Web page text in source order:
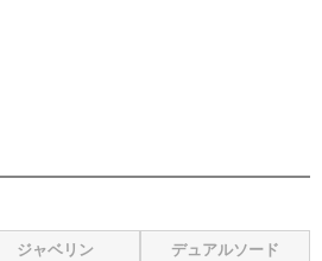
ジャベリン デュアルソード